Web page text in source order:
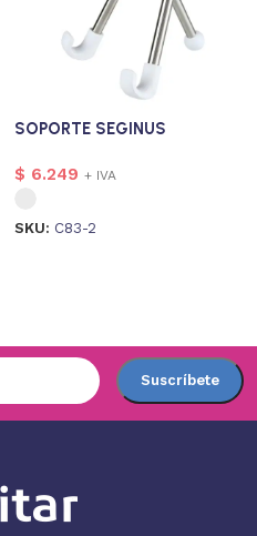
SOPORTE SEGINUS
$ 6.249 + IVA
SKU: C83-2